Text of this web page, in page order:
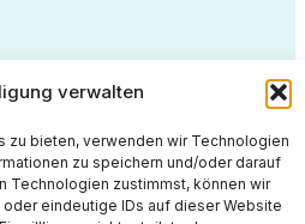
verwalten
zu bieten, verwenden wir Technologien
zu speichern und/oder darauf
Technologien zustimmst, können wir
eindeutige IDs auf dieser Website
GmbH